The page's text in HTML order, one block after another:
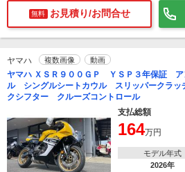
無料 お見積り/お問合せ
ヤマハ 複数画像 動画
ヤマハ ＸＳＲ９００ＧＰ ＹＳＰ３年保証 ア
ル シングルシートカウル スリッパークラ
クシフター クルーズコントロール
支払総額
164万円
モデル年式
2026年